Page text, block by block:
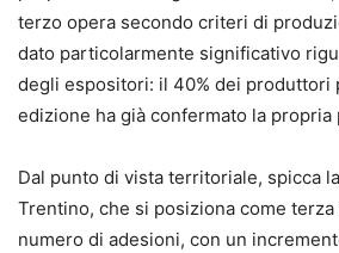
terzo opera secondo criteri di
dato particolarmente significativo
degli espositori: il 40% dei produttori
edizione ha già confermato la propria
Dal punto di vista territoriale, spicca
Trentino, che si posiziona come
numero di adesioni, con un